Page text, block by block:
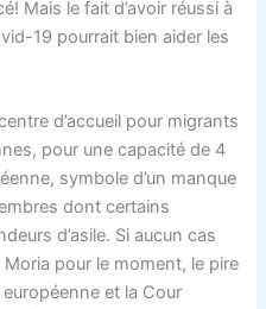
Mais le fait d’avoir réussi à
19 pourrait bien aider les
d’accueil pour migrants
pour une capacité de 4
symbole d’un manque
dont certains
d’asile. Si aucun cas
pour le moment, le pire
et la Cour